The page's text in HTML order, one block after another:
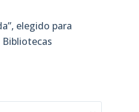
elegido para